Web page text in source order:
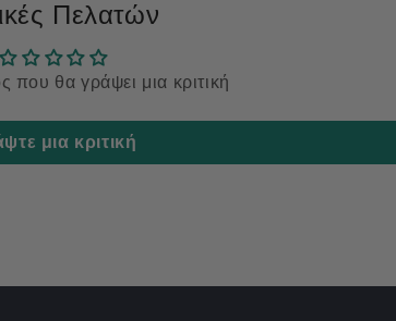
Πελατών
που θα γράψει μια κριτική
μια κριτική